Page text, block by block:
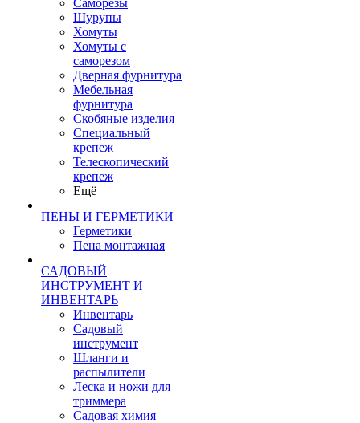
Саморезы
Шурупы
Хомуты
Хомуты с
саморезом
Дверная фурнитура
Мебельная
фурнитура
Скобяные изделия
Специальный
крепеж
Телескопический
крепеж
Ещё
ПЕНЫ И ГЕРМЕТИКИ
Герметики
Пена монтажная
САДОВЫЙ
ИНСТРУМЕНТ И
ИНВЕНТАРЬ
Инвентарь
Садовый
инструмент
Шланги и
распылители
Леска и ножи для
триммера
Садовая химия